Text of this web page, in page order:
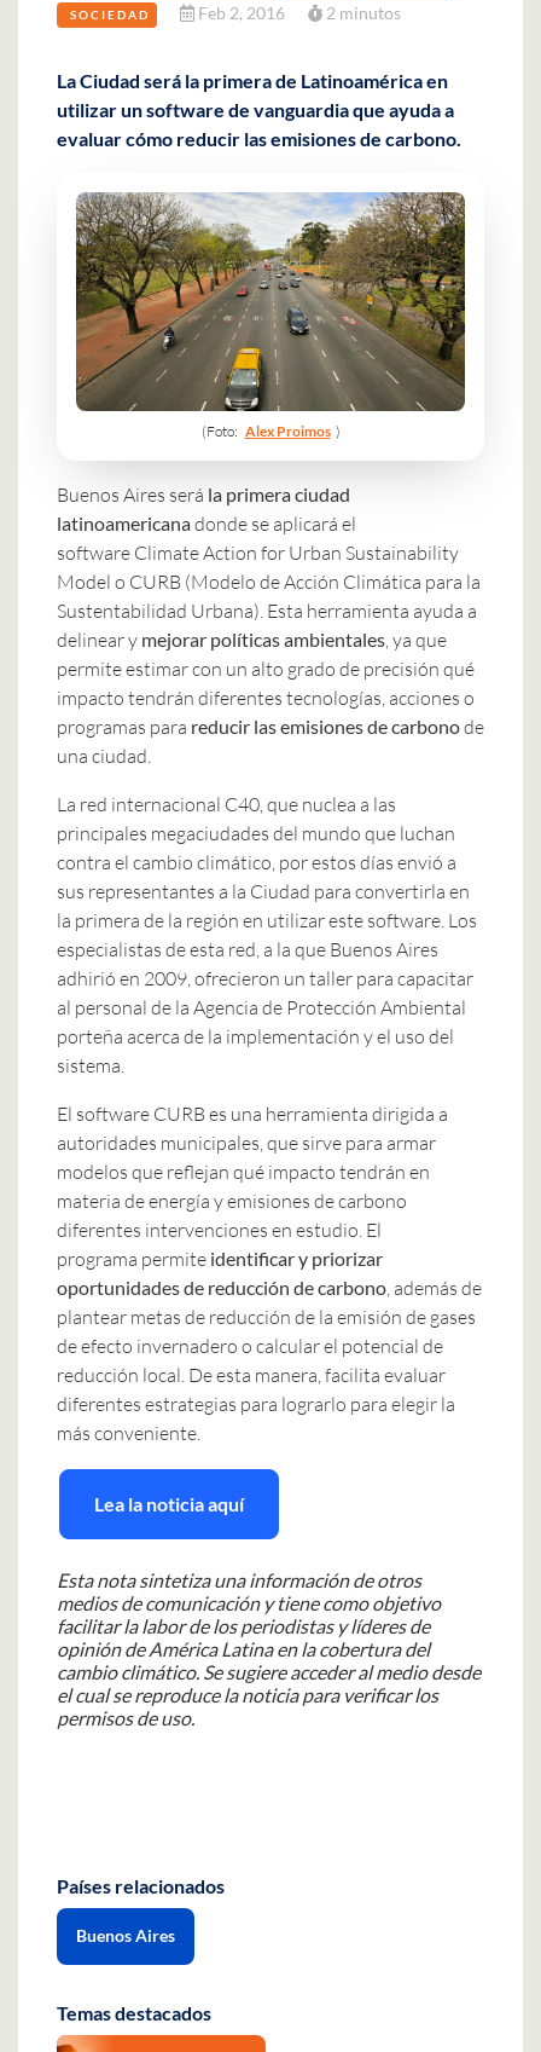
SOCIEDAD Feb 2, 2016 2 minutos
La Ciudad será la primera de Latinoamérica en
utilizar un software de vanguardia que ayuda a
evaluar cómo reducir las emisiones de carbono.
(Foto: Alex Proimos )
Buenos Aires será la primera ciudad
latinoamericanadonde se aplicará el
software Climate Action for Urban Sustainability
Model o CURB (Modelo de Acción Climática para la
Sustentabilidad Urbana). Esta herramienta ayuda a
delinear y mejorar políticas ambientales , ya que
permite estimar con un alto grado de precisión qué
impacto tendrán diferentes tecnologías, acciones o
programas para reducir las emisiones de carbonode
una ciudad.
La red internacional C40, que nuclea a las
principales megaciudades del mundo que luchan
contra el cambio climático, por estos días envió a
sus representantes a la Ciudad para convertirla en
la primera de la región en utilizar este software. Los
especialistas de esta red, a la que Buenos Aires
adhirió en 2009, ofrecieron un taller para capacitar
al personal de la Agencia de Protección Ambiental
porteña acerca de la implementación y el uso del
sistema.
El software CURB es una herramienta dirigida a
autoridades municipales, que sirve para armar
modelos que reflejan qué impacto tendrán en
materia de energía y emisiones de carbono
diferentes intervenciones en estudio. El
programa permite identificar y priorizar
oportunidades de reducción de carbono , además de
plantear metas de reducción de la emisión de gases
de efecto invernadero o calcular el potencial de
reducción local. De esta manera, facilita evaluar
diferentes estrategias para lograrlo para elegir la
más conveniente.
Lea la noticia aquí
Esta nota sintetiza una información de otros
medios de comunicación y tiene como objetivo
facilitar la labor de los periodistas y líderes de
opinión de América Latina en la cobertura del
cambio climático. Se sugiere acceder al medio desde
el cual se reproduce la noticia para verificar los
permisos de uso.
Países relacionados
Buenos Aires
Temas destacados